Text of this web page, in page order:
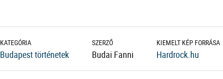
KATEGÓRIA
Budapest történetek
SZERZŐ
Budai Fanni
KIEMELT KÉP FORRÁSA
Hardrock.hu